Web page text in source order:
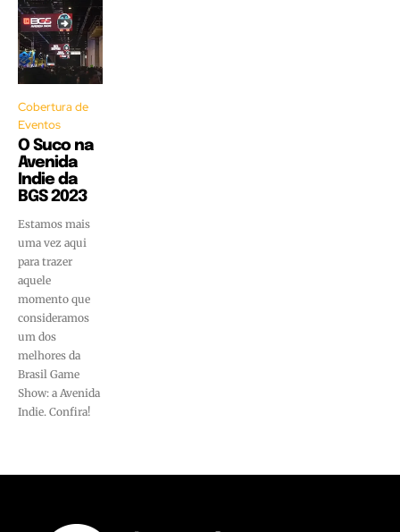
Cobertura de
Eventos
O Suco na
Avenida
Indie da
BGS 2023
Estamos mais
uma vez aqui
para trazer
aquele
momento que
consideramos
um dos
melhores da
Brasil Game
Show: a Avenida
Indie. Confira!